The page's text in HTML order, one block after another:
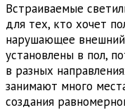
Встраиваемые
для тех, кто хочет
нарушающее
установлены в пол,
в разных
занимают много
создания